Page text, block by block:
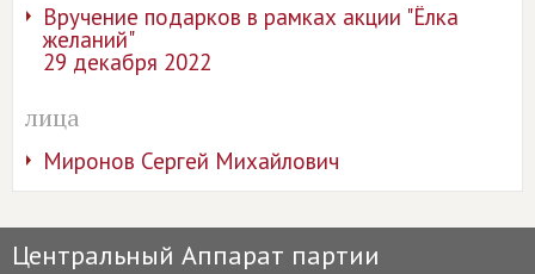
Вручение подарков в рамках акции "Ёлка
желаний"
29 декабря 2022
лица
Миронов Сергей Михайлович
Центральный Аппарат партии